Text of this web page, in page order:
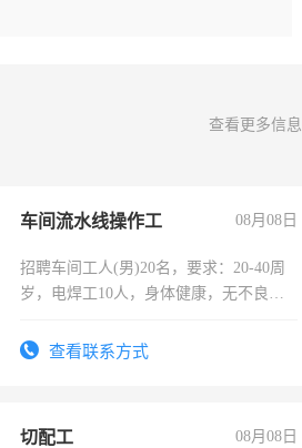
查看更多信息
车间流水线操作工 08月08日
招聘车间工人(男)20名，要求：20-40周
岁，电焊工10人，身体健康，无不良嗜
宿，免费发放劳保用品，两班倒，每月
查看联系方式
切配工 08月08日